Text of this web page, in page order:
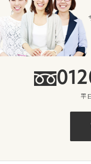
平